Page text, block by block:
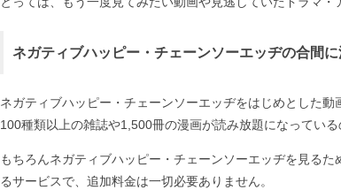
ネガティブハッピー・チェーンソーエッヂの合間
ネガティブハッピー・チェーンソーエッヂをはじめとした
100種類以上の雑誌や1,500冊の漫画が読み放題になっている
もちろんネガティブハッピー・チェーンソーエッヂを見る
るサービスで、追加料金は一切必要ありません。